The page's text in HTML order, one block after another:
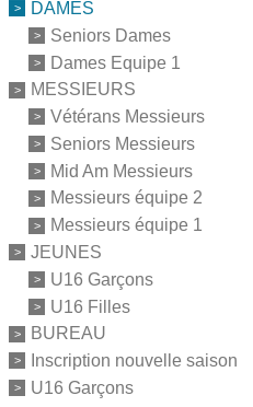
DAMES
Seniors Dames
Dames Equipe 1
MESSIEURS
Vétérans Messieurs
Seniors Messieurs
Mid Am Messieurs
Messieurs équipe 2
Messieurs équipe 1
JEUNES
U16 Garçons
U16 Filles
BUREAU
Inscription nouvelle saison
U16 Garçons